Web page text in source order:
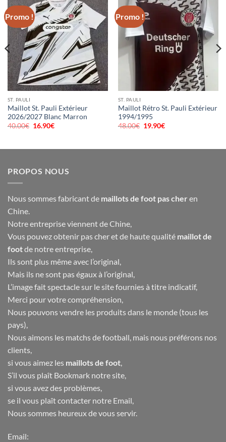
Promo !
ST. PAULI
Maillot St. Pauli Extérieur
2026/2027 Blanc Marron
40.00€ Le
16.90€Le
Promo !
ST. PAULI
Maillot Rétro St. Pauli Extérieur
1994/1995
48.00€ Le
19.90€Le
PROPOS NOUS
Nous sommes fabricant de maillots de foot pas cher en
Chine.
Notre entreprise viennent de Chine,
Vous pouvez obtenir pas cher et de haute qualité maillot de
footde notre entreprise,
Ils sont plus même avec l’original,
Mais ils ne sont pas égaux à l’original,
L’image fait spectacle sur le site fournies à titre indicatif,
Merci pour votre compréhension,
Nous pouvons vendre les produits dans le monde (tous les
pays),
Nous aimons les matchs de football, mais nous préférons nos
clients,
si vous aimez les maillots de foot,
S’il vous plaît Bookmark notre site,
si vous avez des problèmes,
se il vous plaît contacter notre Email,
Nous sommes heureux de vous servir.
Email: